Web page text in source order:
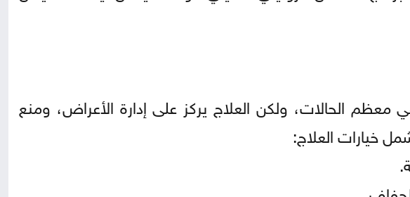
الحالات، ولكن العلاج يركز على إدارة الأعراض، ومنع
خيارات العلاج: